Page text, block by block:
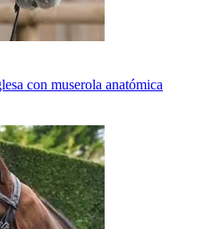
con muserola anatómica